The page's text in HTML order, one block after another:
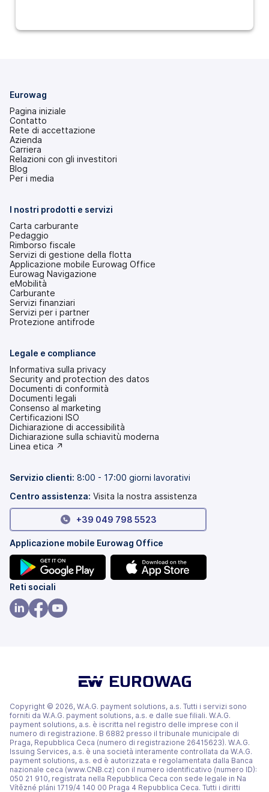
Eurowag
Pagina iniziale
Contatto
Rete di accettazione
Azienda
Carriera
Relazioni con gli investitori
(si
apre
nuova
scheda)
Blog
Per i media
I nostri prodotti e servizi
Carta carburante
Pedaggio
Rimborso fiscale
Servizi di gestione della flotta
Applicazione mobile Eurowag Office
Eurowag Navigazione
eMobilità
Carburante
Servizi finanziari
Servizi per i partner
Protezione antifrode
Legale e compliance
Informativa sulla privacy
Security and protection des datos
Documenti di conformità
Documenti legali
Consenso al marketing
Certificazioni ISO
Dichiarazione di accessibilità
(si
apre
nuova
Dichiarazione sulla schiavitù moderna
(si
una
scheda)
Linea etica ↗
Servizio clienti: 8:00 - 17:00 giorni lavorativi
Centro assistenza: Visita la nostra assistenza
+39 049 798 5523
Applicazione mobile Eurowag Office
(si
apre
in
Reti sociali
Copyright © 2026, W.A.G. payment solutions, a.s. Tutti i servizi sono
forniti da W.A.G. payment solutions, a.s. e dalle sue filiali. W.A.G.
payment solutions, a.s. è iscritta nel registro delle imprese con il
numero di registrazione. B 6882 presso il tribunale municipale di
Praga, Repubblica Ceca (numero di registrazione 26415623). W.A.G.
Issuing Services, a.s. è una società interamente controllata da W.A.G.
payment solutions, a.s. ed è autorizzata e regolamentata dalla Banca
nazionale ceca (www.CNB.cz) con il numero identificativo (numero ID):
050 21 910, registrata nella Repubblica Ceca con sede legale in Na
Vítězné pláni 1719/4 140 00 Praga 4 Repubblica Ceca. Tutti i diritti